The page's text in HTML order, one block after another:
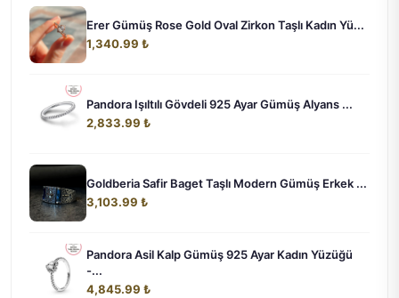
Erer Gümüş Rose Gold Oval Zirkon Taşlı Kadın Yü...
1,340.99 ₺
Pandora Işıltılı Gövdeli 925 Ayar Gümüş Alyans ...
2,833.99 ₺
Goldberia Safir Baget Taşlı Modern Gümüş Erkek ...
3,103.99 ₺
Pandora Asil Kalp Gümüş 925 Ayar Kadın Yüzüğü
-...
4,845.99 ₺